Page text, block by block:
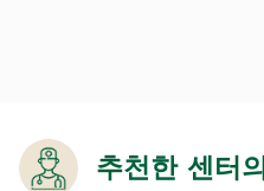
추천한 센터